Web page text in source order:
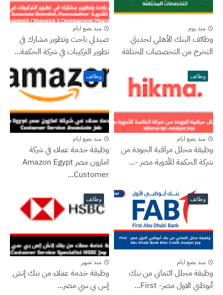
منذ يوم
وظائف البنك الأهلي لحديثي
التخرج من التخصصات المختلفة
منذ بضع ايام
صيدلي باحث وتطوير مشارك في
تطوير التركيبات في شركة الحكمة...
وظائف
منذ بضع ايام
وظيفة محلل مراقبة الجودة من
شركة الحكمة للأدوية مصر -...
وظائف
منذ بضع ايام
وظيفة خدمة عملاء في شركة
امازون مصر Amazon Egypt
Customer...
وظائف
منذ بضع ايام
وظيفة محلل ائتماني من بنك
أبوظبي الاول مصر- ‏First...
وظائف
منذ شهر
وظيفة خدمة عملاء من بنك إتش
إس بي سي مصر...